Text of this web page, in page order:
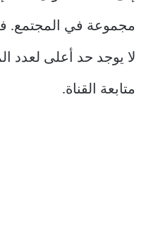
لا يوجد حد أعلى لعدد
متابعة القناة.